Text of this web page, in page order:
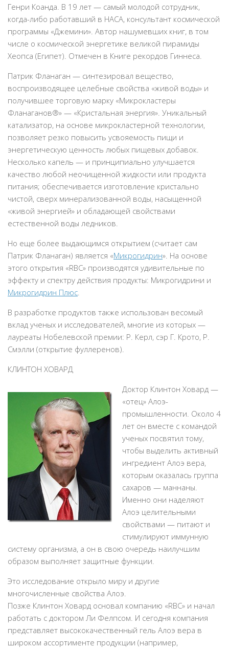
Генри Коанда. В 19 лет — самый молодой сотрудник,
когда-либо работавший в НАСА, консультант космической
программы «Джемини». Автор нашумевших книг, в том
числе о космической энергетике великой пирамиды
Хеопса (Египет). Отмечен в Книге рекордов Гиннеса.
Патрик Фланаган — синтезировал вещество,
воспроизводящее целебные свойства «живой воды» и
получившее торговую марку «Микрокластеры
Фланаганов®» — «Кристальная энергия». Уникальный
катализатор, на основе микрокластерной технологии,
позволяет резко повысить усвояемость пищи и
энергетическую ценность любых пищевых добавок.
Несколько капель — и принципиально улучшается
качество любой неочищенной жидкости или продукта
питания; обеспечивается изготовление кристально
чистой, сверх минерализованной воды, насыщенной
«живой энергией» и обладающей свойствами
естественной воды ледников.
Но еще более выдающимся открытием (считает сам
Патрик Фланаган) является «Микрогидрин». На основе
этого открытия «RBC» производятся удивительные по
эффекту и спектру действия продукты: Микрогидрини и
Микрогидрин Плюс.
В разработке продуктов также использован весомый
вклад ученых и исследователей, многие из которых —
лауреаты Нобелевской премии: Р. Керл, сэр Г. Крото, Р.
Смэлли (открытие фуллеренов).
КЛИНТОН ХОВАРД
Доктор Клинтон Ховард —
«отец» Алоэ-
промышленности. Около 4
лет он вместе с командой
ученых посвятил тому,
чтобы выделить активный
ингредиент Алоэ вера,
которым оказалась группа
cахаров — маннаны.
Именно они наделяют
Алоэ целительными
свойствами — питают и
стимулируют иммунную
систему организма, а он в свою очередь наилучшим
образом выполняет защитные функции.
Это исследование открыло миру и другие
многочисленные свойства Алоэ.
Позже Клинтон Ховард основал компанию «RBC» и начал
работать с доктором Ли Фелпсом. И сегодня компания
представляет высококачественный гель Алоэ вера в
широком ассортименте продукции (например,